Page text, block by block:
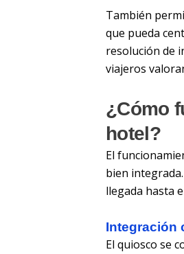
También
que pueda
resolución de
viajeros
¿Cómo
hotel?
El
bien
llegada hasta
Integración
El quiosco se